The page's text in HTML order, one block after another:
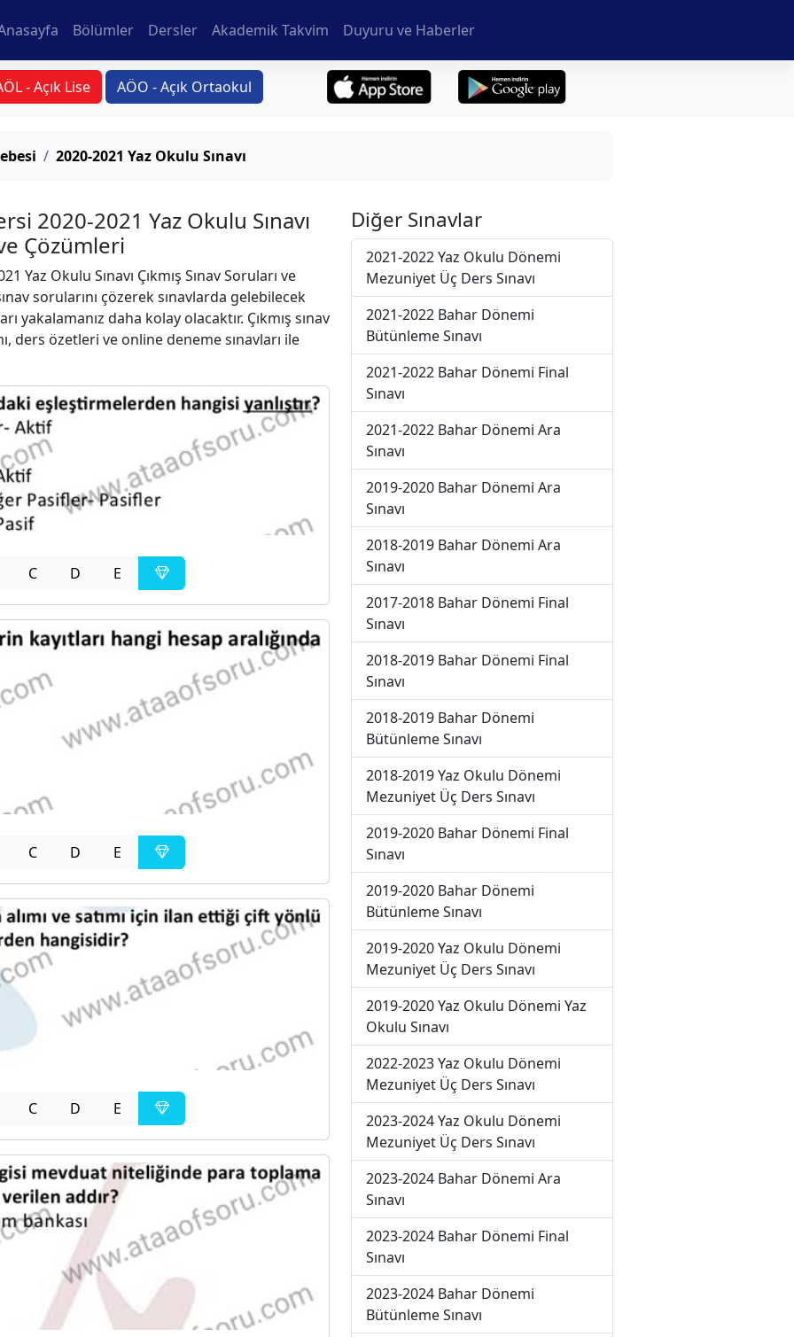
Bölümler Dersler Akademik Takvim Duyuru ve Haberler
- Açık Lise AÖO - Açık Ortaokul
2020-2021 Yaz Okulu Sınavı
2020-2021 Yaz Okulu Sınavı
Çözümleri
Yaz Okulu Sınavı Çıkmış Sınav Soruları ve
sorularını çözerek sınavlarda gelebilecek
yakalamanız daha kolay olacaktır. Çıkmış sınav
ders özetleri ve online deneme sınavları ile
C D E
C D E
C D E
Diğer Sınavlar
2021-2022 Yaz Okulu Dönemi
Mezuniyet Üç Ders Sınavı
2021-2022 Bahar Dönemi
Bütünleme Sınavı
2021-2022 Bahar Dönemi Final
Sınavı
2021-2022 Bahar Dönemi Ara
Sınavı
2019-2020 Bahar Dönemi Ara
Sınavı
2018-2019 Bahar Dönemi Ara
Sınavı
2017-2018 Bahar Dönemi Final
Sınavı
2018-2019 Bahar Dönemi Final
Sınavı
2018-2019 Bahar Dönemi
Bütünleme Sınavı
2018-2019 Yaz Okulu Dönemi
Mezuniyet Üç Ders Sınavı
2019-2020 Bahar Dönemi Final
Sınavı
2019-2020 Bahar Dönemi
Bütünleme Sınavı
2019-2020 Yaz Okulu Dönemi
Mezuniyet Üç Ders Sınavı
2019-2020 Yaz Okulu Dönemi Yaz
Okulu Sınavı
2022-2023 Yaz Okulu Dönemi
Mezuniyet Üç Ders Sınavı
2023-2024 Yaz Okulu Dönemi
Mezuniyet Üç Ders Sınavı
2023-2024 Bahar Dönemi Ara
Sınavı
2023-2024 Bahar Dönemi Final
Sınavı
2023-2024 Bahar Dönemi
Bütünleme Sınavı